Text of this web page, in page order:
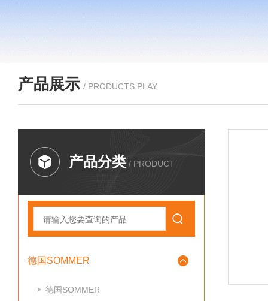
产品展示 / PRODUCTS PLAY
产品分类 / PRODUCT
德国SOMMER
德国SOMMER